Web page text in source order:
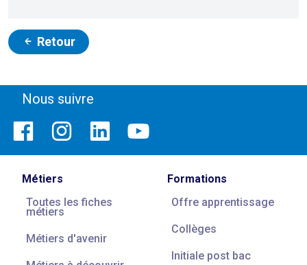
Retour
Nous suivre
Métiers
Toutes les fiches
métiers
Métiers d'avenir
Formations
Offre apprentissage
Collèges
Initiale post bac